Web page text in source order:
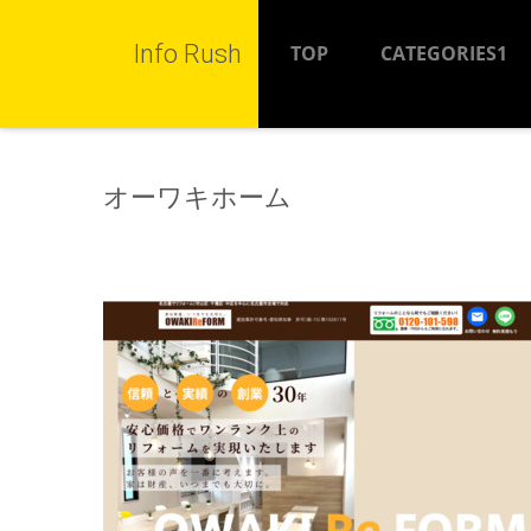
Info Rush TOP CATEGORIES1
オーワキホーム